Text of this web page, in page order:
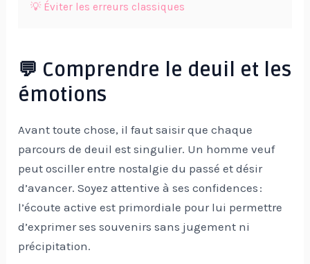
💡 Éviter les erreurs classiques
💬 Comprendre le deuil et les
émotions
Avant toute chose, il faut saisir que chaque
parcours de deuil est singulier. Un homme veuf
peut osciller entre nostalgie du passé et désir
d’avancer. Soyez attentive à ses confidences :
l’écoute active est primordiale pour lui permettre
d’exprimer ses souvenirs sans jugement ni
précipitation.